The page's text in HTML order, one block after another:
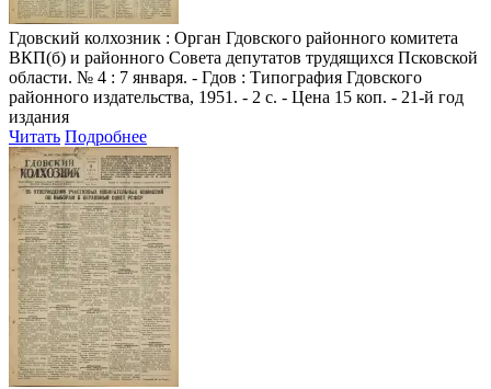
Гдовский колхозник : Орган Гдовского районного комитета
ВКП(б) и районного Совета депутатов трудящихся Псковской
области. № 4 : 7 января. - Гдов : Типография Гдовского
районного издательства, 1951. - 2 с. - Цена 15 коп. - 21-й год
издания
Читать Подробнее